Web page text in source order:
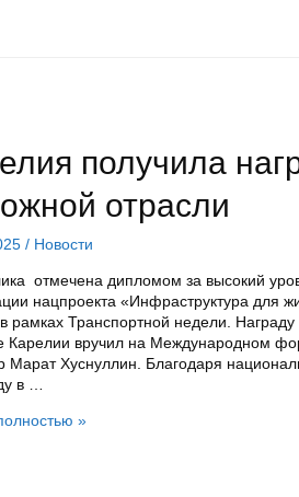
получила
отрасли
/ Новости
отмечена дипломом за высокий
нацпроекта «Инфраструктура для
рамках Транспортной недели.
Карелии вручил на Международном
Марат Хуснуллин. Благодаря
в …
»